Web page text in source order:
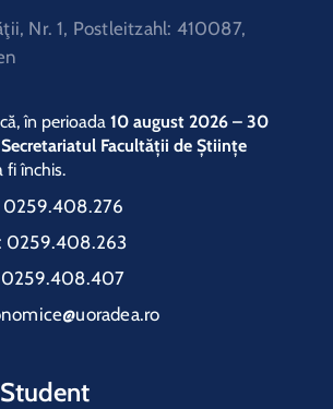
Nr. 1, Postleitzahl: 410087,
în perioada 10 august 2026 – 30
Secretariatul Facultății de Științe
fi închis.
0259.408.276
0259.408.263
0259.408.407